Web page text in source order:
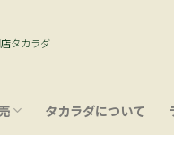
タカラダ
タカラダについて